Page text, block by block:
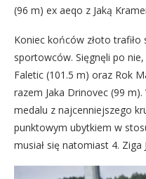
(96 m) ex aeqo z Jaką
Koniec końców złoto
sportowców. Sięgnęli po
Faletic (101.5 m) oraz Rok
razem Jaka Drinovec (99
medalu z najcenniejszego
punktowym ubytkiem w
musiał się natomiast 4. Ziga